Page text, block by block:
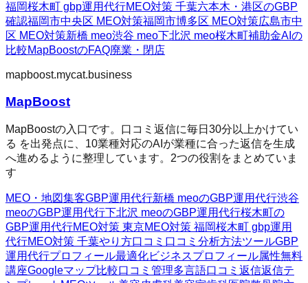
福岡桜木町 gbp運用代行MEO対策 千葉六本木・港区のGBP
確認福岡市中央区 MEO対策福岡市博多区 MEO対策広島市中
区 MEO対策新橋 meo渋谷 meo下北沢 meo桜木町補助金AIの
比較MapBoostのFAQ廃業・閉店
mapboost.mycat.business
MapBoost
MapBoostの入口です。口コミ返信に毎日30分以上かけてい
る を出発点に、10業種対応のAIが業種に合った返信を生成
へ進めるように整理しています。2つの役割をまとめていま
す
MEO・地図集客GBP運用代行新橋 meoのGBP運用代行渋谷
meoのGBP運用代行下北沢 meoのGBP運用代行桜木町の
GBP運用代行MEO対策 東京MEO対策 福岡桜木町 gbp運用
代行MEO対策 千葉やり方口コミ 口コミ分析方法ツールGBP
運用代行プロフィール最適化ビジネスプロフィール属性無料
講座Googleマップ比較口コミ管理多言語口コミ返信返信テ